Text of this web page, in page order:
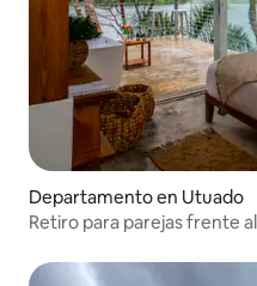
Departamento en Utuado
Retiro para parejas frente